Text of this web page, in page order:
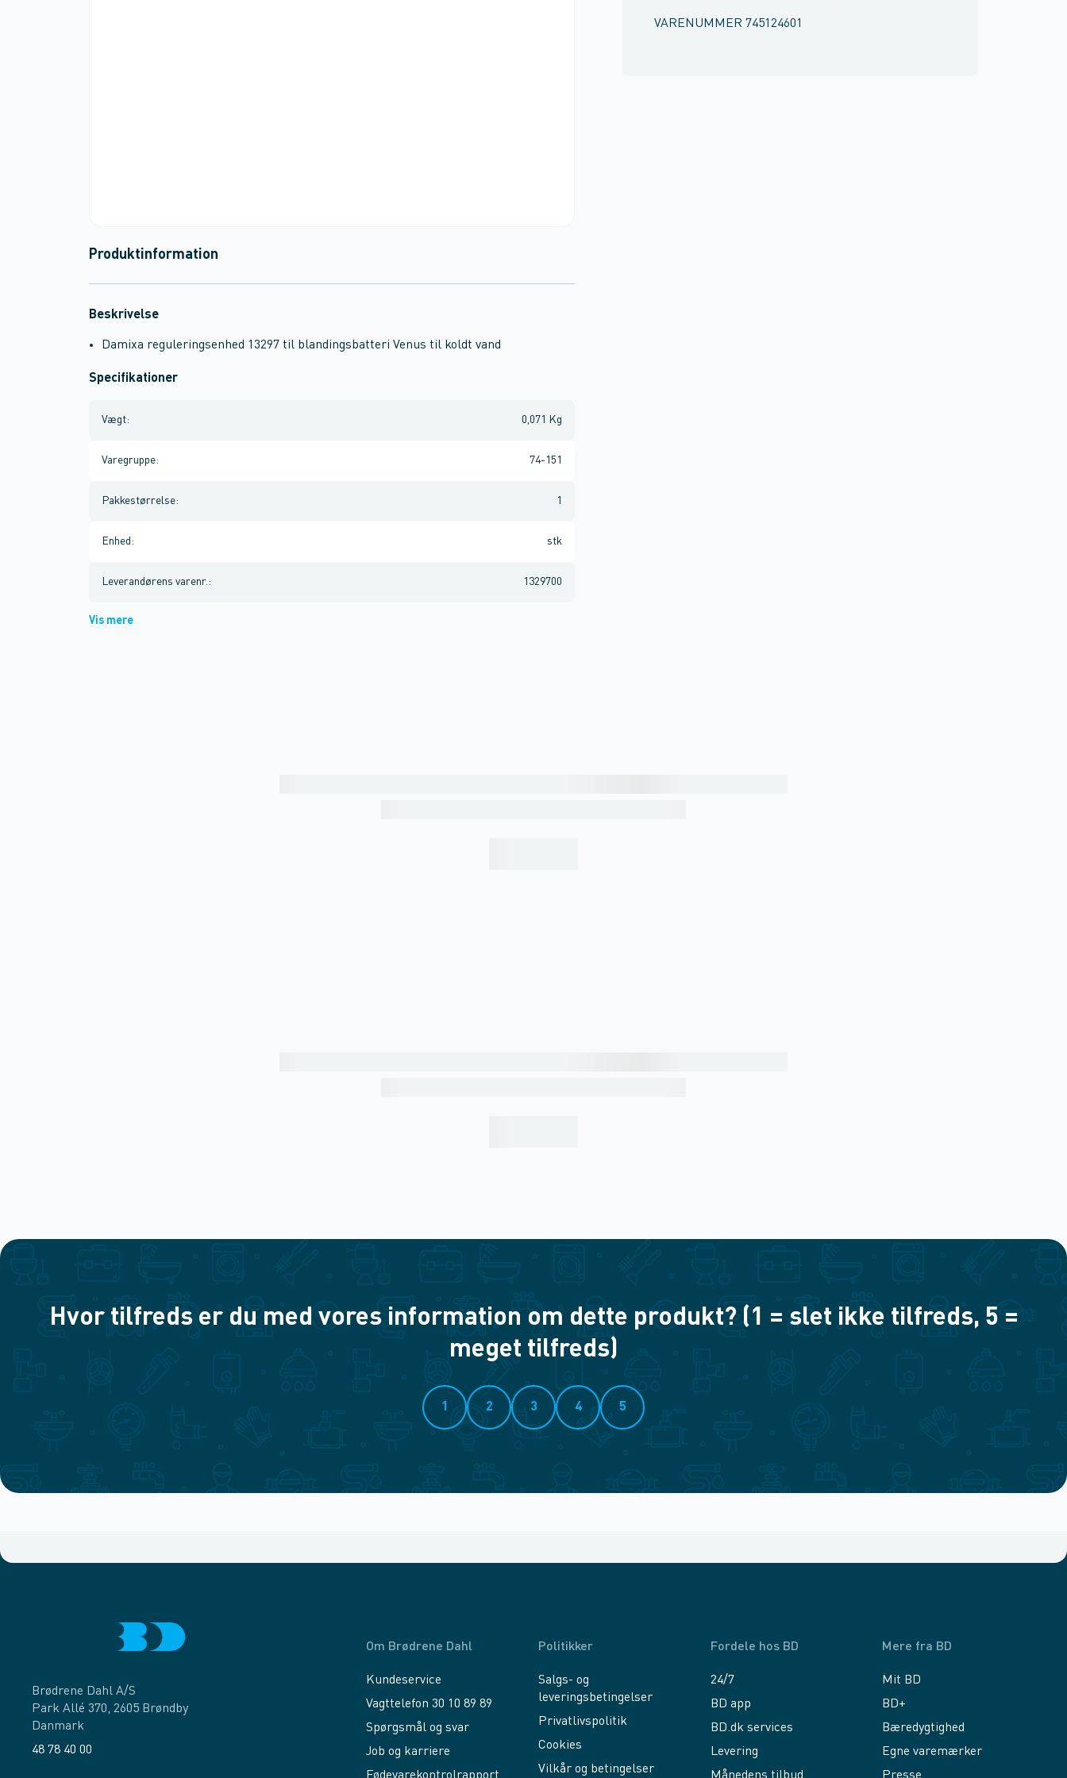
VARENUMMER 745124601
Produktinformation
Beskrivelse
Damixa reguleringsenhed 13297 til blandingsbatteri Venus til koldt vand
Specifikationer
Vægt: 0,071 Kg
Varegruppe: 74-151
Pakkestørrelse: 1
Enhed : stk
Leverandørens varenr. : 1329700
Vis mere
Hvor tilfreds er du med vores information om dette produkt? (1 = slet ikke tilfreds, 5 =
meget tilfreds)
1 2 3 4 5
Brødrene Dahl A/S
Park Allé 370, 2605 Brøndby
Danmark
48 78 40 00
Om Brødrene Dahl
Kundeservice
Vagttelefon 30 10 89 89
Spørgsmål og svar
Job og karriere
Politikker
Salgs- og
leveringsbetingelser
Privatlivspolitik
Cookies
Vilkår og betingelser
Fordele hos BD
24/7
BD app
BD.dk services
Levering
Mere fra BD
Mit BD
BD+
Bæredygtighed
Egne varemærker